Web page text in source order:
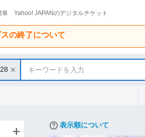
単 Yahoo! JAPANのデジタルチケット
の終了について
キーワードを入力
表示順について